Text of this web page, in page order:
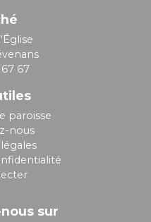
67
paroisse
nous
sur